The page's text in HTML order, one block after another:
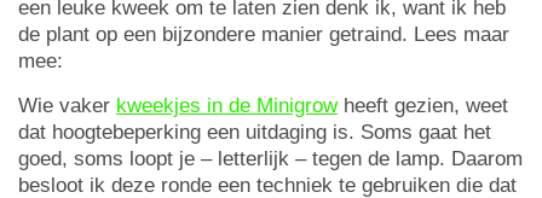
een leuke kweek om te laten zien denk ik, want ik heb
de plant op een bijzondere manier getraind. Lees maar
mee:
Wie vaker kweekjes in de Minigrowheeft gezien, weet
dat hoogtebeperking een uitdaging is. Soms gaat het
goed, soms loopt je – letterlijk – tegen de lamp. Daarom
besloot ik deze ronde een techniek te gebruiken die dat